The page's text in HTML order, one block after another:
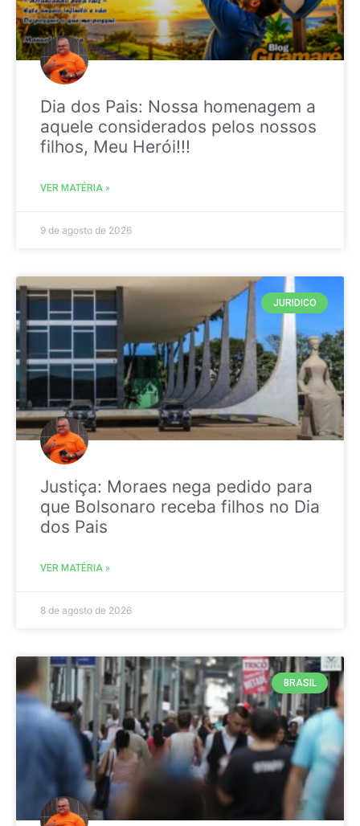
Dia dos Pais: Nossa homenagem a
aquele considerados pelos nossos
filhos, Meu Herói!!!
VER MATÉRIA »
9 de agosto de 2026
JURIDICO
Justiça: Moraes nega pedido para
que Bolsonaro receba filhos no Dia
dos Pais
VER MATÉRIA »
8 de agosto de 2026
BRASIL